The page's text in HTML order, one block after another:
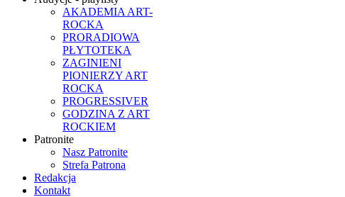
AKADEMIA ART-
ROCKA
PRORADIOWA
PŁYTOTEKA
ZAGINIENI
PIONIERZY ART
ROCKA
PROGRESSIVER
GODZINA Z ART
ROCKIEM
Patronite
Nasz Patronite
Strefa Patrona
Redakcja
Kontakt